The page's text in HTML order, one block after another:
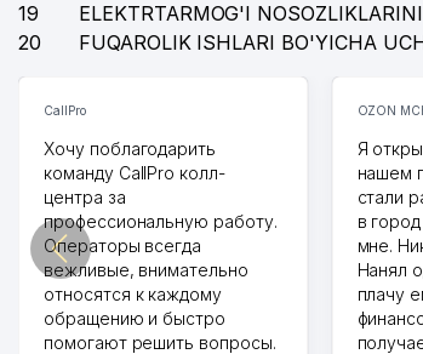
19
ELEKTRTARMOG'I
20
FUQAROLIK ISHLARI BO'YICHA
CallPro
Хочу поблагодарить
команду CallPro колл-
центра за
профессиональную работу.
Операторы всегда
вежливые, внимательно
относятся к каждому
обращению и быстро
помогают решить вопросы.
OZON
Я
нашем
стали
в
мне.
Нанял
плачу